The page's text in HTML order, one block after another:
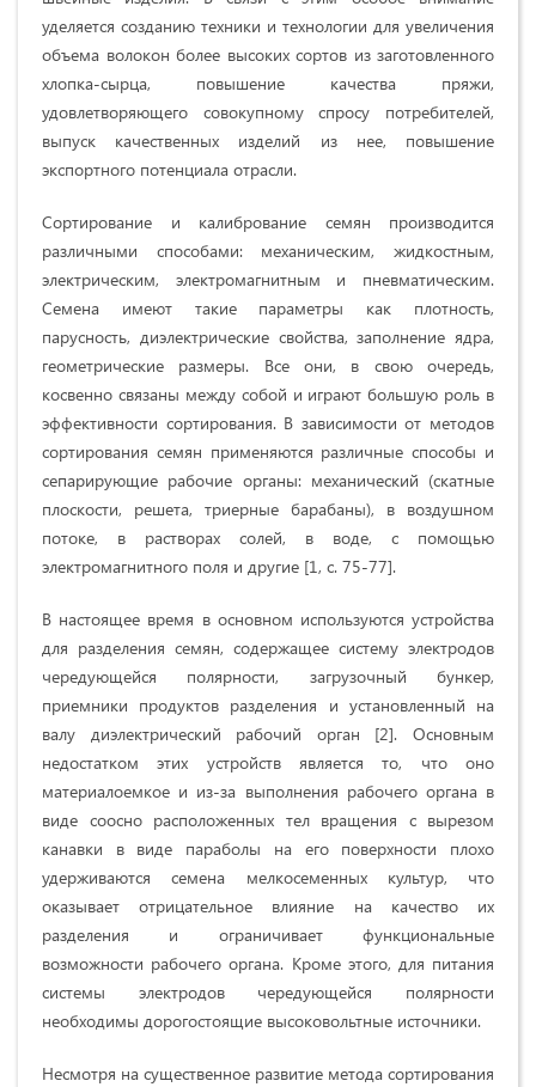
уделяется созданию техники и технологии для увеличения
объема волокон более высоких сортов из заготовленного
хлопка-сырца, повышение качества пряжи,
удовлетворяющего совокупному спросу потребителей,
выпуск качественных изделий из нее, повышение
экспортного потенциала отрасли.
Сортирование и калибрование семян производится
различными способами: механическим, жидкостным,
электрическим, электромагнитным и пневматическим.
Семена имеют такие параметры как плотность,
парусность, диэлектрические свойства, заполнение ядра,
геометрические размеры. Все они, в свою очередь,
косвенно связаны между собой и играют большую роль в
эффективности сортирования. В зависимости от методов
сортирования семян применяются различные способы и
сепарирующие рабочие органы: механический (скатные
плоскости, решета, триерные барабаны), в воздушном
потоке, в растворах солей, в воде, с помощью
электромагнитного поля и другие [1, с. 75-77].
В настоящее время в основном используются устройства
для разделения семян, содержащее систему электродов
чередующейся полярности, загрузочный бункер,
приемники продуктов разделения и установленный на
валу диэлектрический рабочий орган [2]. Основным
недостатком этих устройств является то, что оно
материалоемкое и из-за выполнения рабочего органа в
виде соосно расположенных тел вращения с вырезом
канавки в виде параболы на его поверхности плохо
удерживаются семена мелкосеменных культур, что
оказывает отрицательное влияние на качество их
разделения и ограничивает функциональные
возможности рабочего органа. Кроме этого, для питания
системы электродов чередующейся полярности
необходимы дорогостоящие высоковольтные источники.
Несмотря на существенное развитие метода сортирования